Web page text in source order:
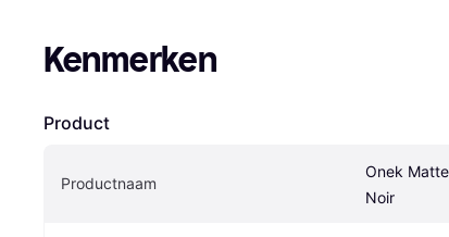
Kenmerken
Product
Productnaam
Onek
Noir